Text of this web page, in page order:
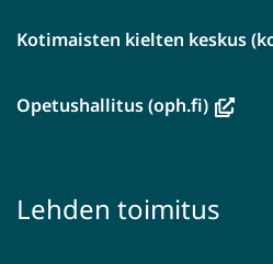
Kotimaisten kielten keskus
Opetushallitus (oph.fi)(avautuu
toiseen
Lehden toimitus